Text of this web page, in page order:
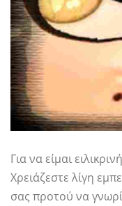
Για να είμαι
Χρειάζεστε λίγη
σας προτού να